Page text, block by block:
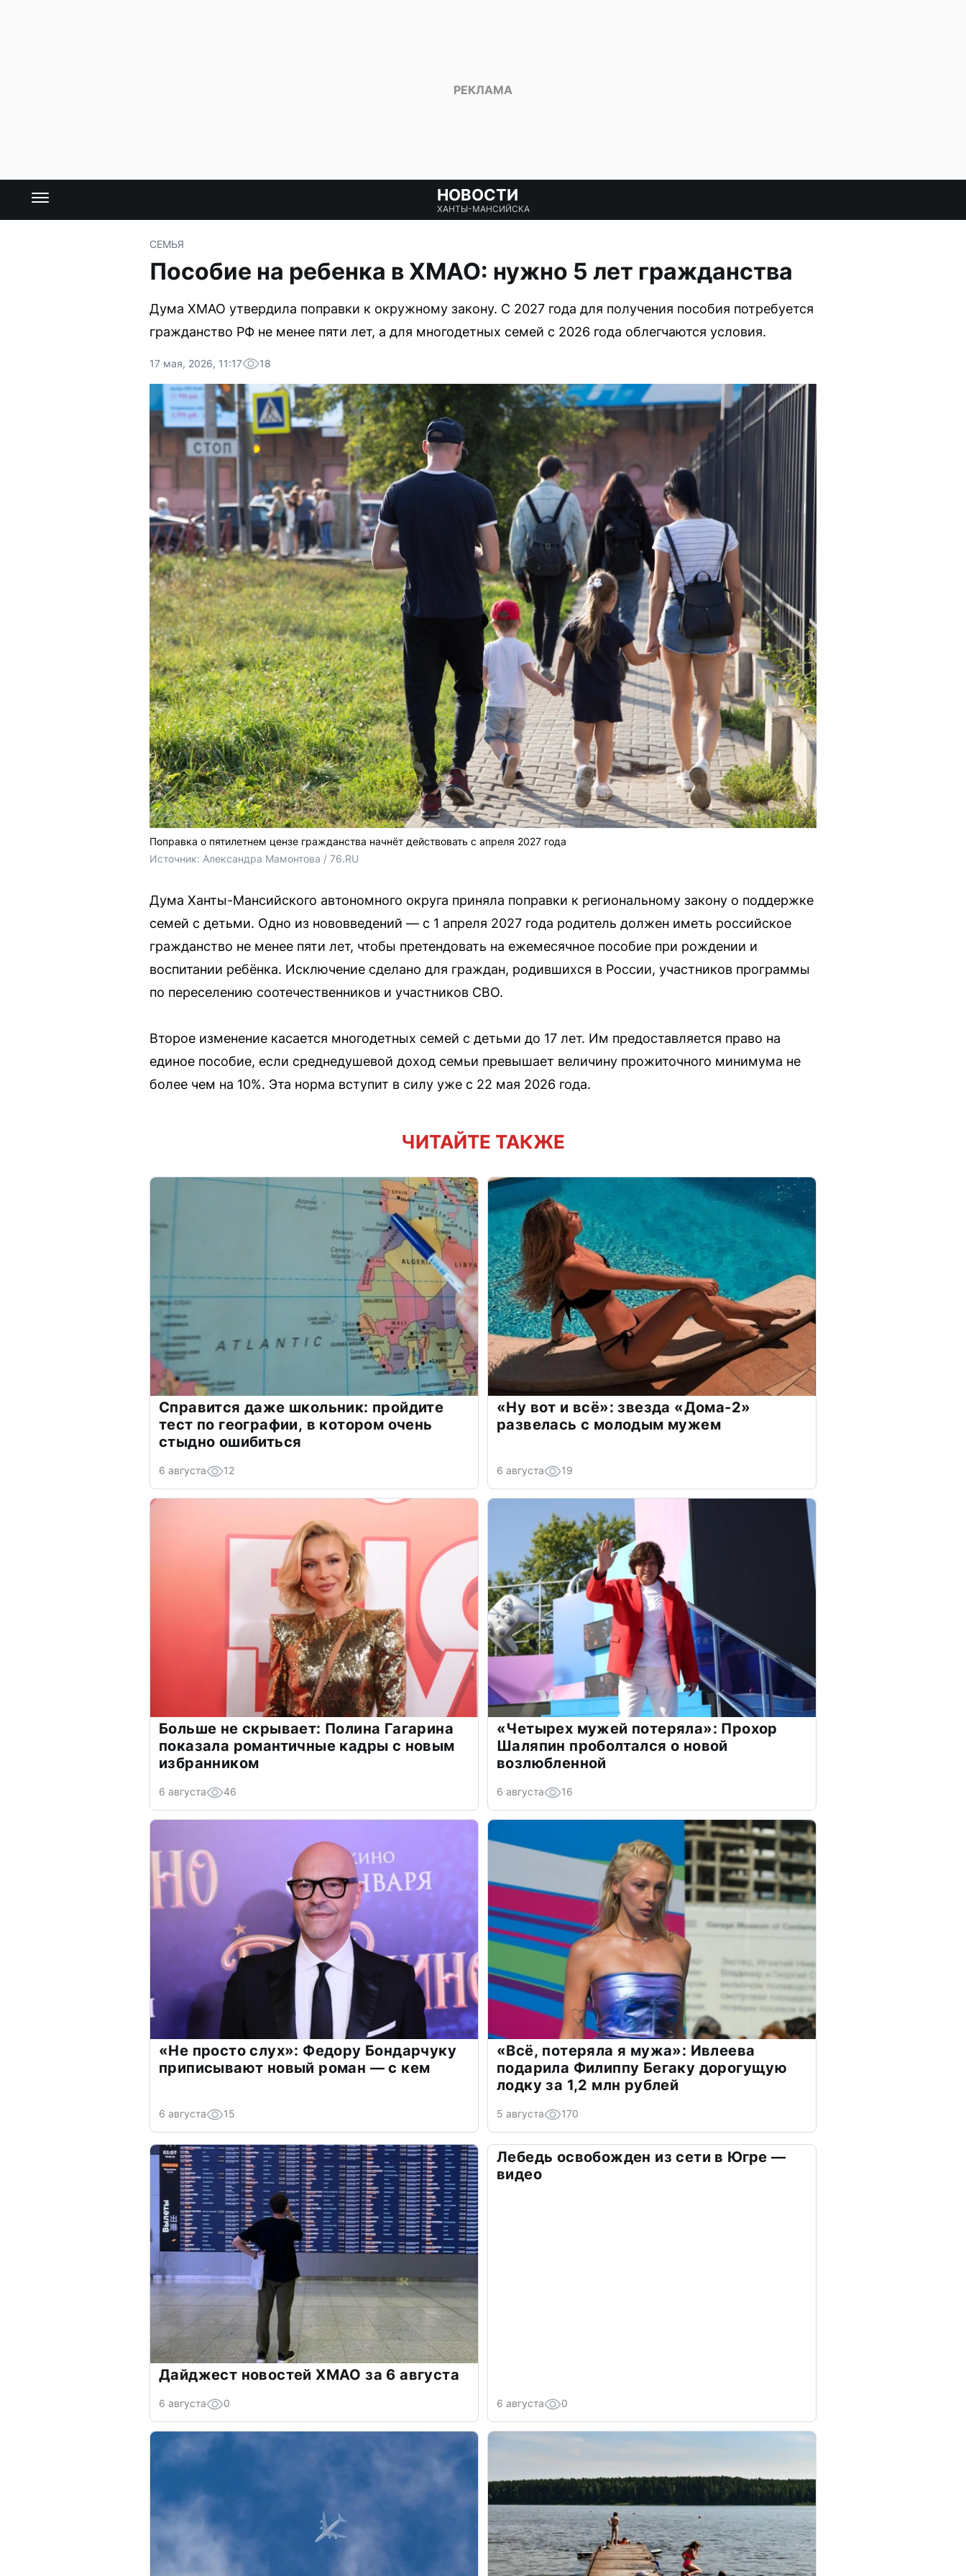
НОВОСТИ
ХАНТЫ-МАНСИЙСКА
СЕМЬЯ
Пособие на ребенка в ХМАО: нужно 5 лет гражданства
Дума ХМАО утвердила поправки к окружному закону. С 2027 года для получения пособия потребуется
гражданство РФ не менее пяти лет, а для многодетных семей с 2026 года облегчаются условия.
17 мая, 2026, 11:17 18
Поправка о пятилетнем цензе гражданства начнёт действовать с апреля 2027 года
Источник: Александра Мамонтова / 76.RU
Дума Ханты-Мансийского автономного округа приняла поправки к региональному закону о поддержке
семей с детьми. Одно из нововведений — с 1 апреля 2027 года родитель должен иметь российское
гражданство не менее пяти лет, чтобы претендовать на ежемесячное пособие при рождении и
воспитании ребёнка. Исключение сделано для граждан, родившихся в России, участников программы
по переселению соотечественников и участников СВО.
Второе изменение касается многодетных семей с детьми до 17 лет. Им предоставляется право на
единое пособие, если среднедушевой доход семьи превышает величину прожиточного минимума не
более чем на 10%. Эта норма вступит в силу уже с 22 мая 2026 года.
ЧИТАЙТЕ ТАКЖЕ
Справится даже школьник: пройдите
тест по географии, в котором очень
стыдно ошибиться
6 августа 12
«Ну вот и всё»: звезда «Дома-2»
развелась с молодым мужем
6 августа 19
Больше не скрывает: Полина Гагарина
показала романтичные кадры с новым
избранником
6 августа 46
«Четырех мужей потеряла»: Прохор
Шаляпин проболтался о новой
возлюбленной
6 августа 16
«Не просто слух»: Федору Бондарчуку
приписывают новый роман — с кем
6 августа 15
«Всё, потеряла я мужа»: Ивлеева
подарила Филиппу Бегаку дорогущую
лодку за 1,2 млн рублей
5 августа 170
Дайджест новостей ХМАО за 6 августа
6 августа 0
Лебедь освобожден из сети в Югре —
видео
6 августа 0